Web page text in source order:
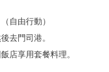
自由行動）
去門司港。
店享用套餐料理。